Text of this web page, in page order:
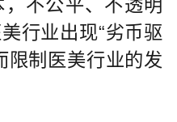
不公平、不透明
行业出现“劣币驱
限制医美行业的发